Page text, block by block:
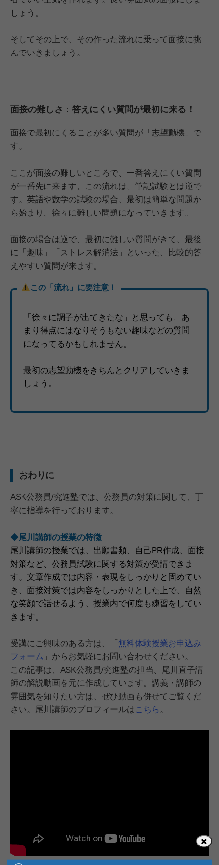
しょう。
そしてその上で、その作った流れに乗って面接に挑
んでいきましょう。
面接の難しさ：答えにくい質問が最初に来る！
面接で最初にくることが多い質問が「志望動機」で
す。
ここが面接の難しいところで、一番答えにくい質問
が一番先に来ます。この流れは、筆記試験とは逆で
す。英語や数学の試験の場合、最初は簡単な問題か
ら始まり、徐々に難しい問題になっていきます。
面接の場合は逆で、最初に難しい質問がきて、最後
に「趣味」「ストレス解消法」といった、比較的答
えやすい質問が来ます。
この「流れ」に要注意！
「徐々に調子が出てきたな」と思っても、あ
まり得点にはなりそうもない趣味などの質問
になってるかもしれません。
最初の志望動機をきちんとクリアしていきま
しょう。
おわりに
ASK公務員/究進塾では、公務員の対策に関して、丁
寧に指導を行っております。
◆尾川講師の授業の特徴
尾川講師の授業では、出願書類、自己PR作成、面接
対策など、公務員試験に関する対策が受講できま
す。 文章作成では内容・表現をしっかりと固めてい
き、面接対策では内容をしっかりとした上で、自然
な笑顔で話せるよう、授業内で何度も練習をしてい
きます。
受講にご興味のある方は、「 無料体験授業お申込み
フォーム 」からお気軽にお問い合わせください。
この記事は、ASK公務員/究進塾の担当、尾川直子講
師の解説動画を元に作成しています。講義・講師の
雰囲気を知りたい方は、ぜひ動画も併せてご覧くだ
さい。尾川講師のプロフィールはこちら 。